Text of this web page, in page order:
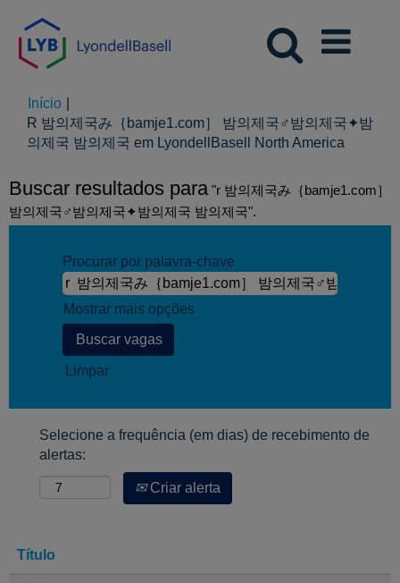
Início
R 밤의제국み｛bamje1.com］ 밤의제국♂밤의제국✦밤
의제국 밤의제국 em LyondellBasell North America
Buscar resultados para "r 밤의제국み｛bamje1.com］
밤의제국♂밤의제국✦밤의제국 밤의제국".
Procurar por palavra-chave
Mostrar mais opções
Limpar
Selecione a frequência (em dias) de recebimento de
alertas:
Criar alerta
Título